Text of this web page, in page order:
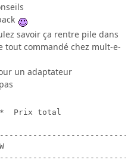
savoir ça rentre pile dans
tout commandé chez mult-e-
un adaptateur
Prix total
W